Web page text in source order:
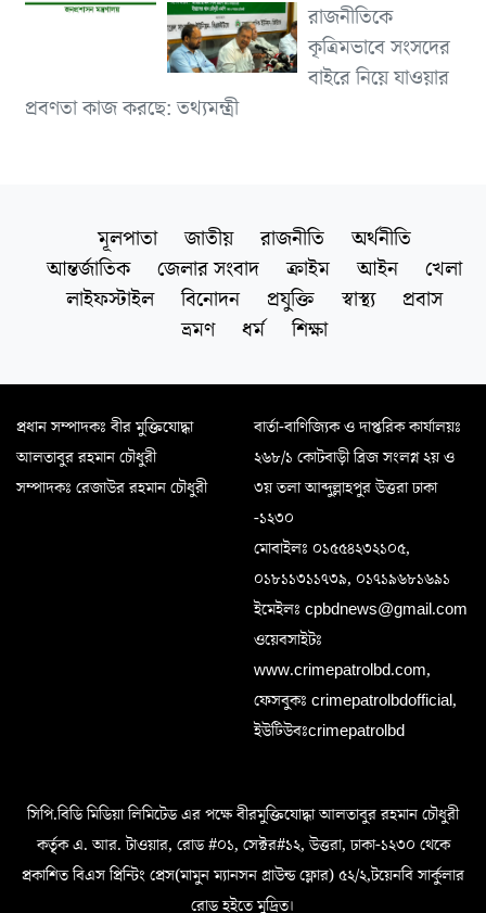
রাজনীতিকে
কৃত্রিমভাবে সংসদের
বাইরে নিয়ে যাওয়ার
প্রবণতা কাজ করছে: তথ্যমন্ত্রী
মূলপাতা জাতীয় রাজনীতি
অর্থনীতি
আন্তর্জাতিক
জেলার সংবাদ ক্রাইম আইন
খেলা
লাইফস্টাইল
বিনোদন প্রযুক্তি স্বাস্থ্য
প্রবাস
ভ্রমণ
ধর্ম শিক্ষা
প্রধান সম্পাদকঃ বীর মুক্তিযোদ্ধা
আলতাবুর রহমান চৌধুরী
সম্পাদকঃ রেজাউর রহমান চৌধুরী
বার্তা-বাণিজ্যিক ও দাপ্তরিক কার্যালয়ঃ
২৬৮/১ কোটবাড়ী ব্রিজ সংলগ্ন ২য় ও
৩য় তলা আব্দুল্লাহপুর উত্তরা ঢাকা
-১২৩০
মোবাইলঃ ০১৫৫৪২৩২১০৫,
০১৮১১৩১১৭৩৯, ০১৭১৯৬৮১৬৯১
ইমেইলঃ cpbdnews@gmail.com
ওয়েবসাইটঃ
www.crimepatrolbd.com,
ফেসবুকঃ crimepatrolbdofficial,
ইউটিউবঃcrimepatrolbd
সিপি.বিডি মিডিয়া লিমিটেড এর পক্ষে বীরমুক্তিযোদ্ধা আলতাবুর রহমান চৌধুরী
কর্তৃক এ. আর. টাওয়ার, রোড #০১, সেক্টর#১২, উত্তরা, ঢাকা-১২৩০ থেকে
প্রকাশিত বিএস প্রিন্টিং প্রেস(মামুন ম্যানসন গ্রাউন্ড ফ্লোর) ৫২/২,টয়েনবি সার্কুলার
রোড হইতে মুদ্রিত।